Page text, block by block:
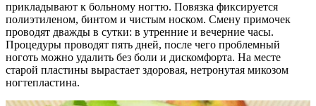
прикладывают к больному ногтю. Повязка фиксируется
полиэтиленом, бинтом и чистым носком. Смену примочек
проводят дважды в сутки: в утренние и вечерние часы.
Процедуры проводят пять дней, после чего проблемный
ноготь можно удалить без боли и дискомфорта. На месте
старой пластины вырастает здоровая, нетронутая микозом
ногтепластина.